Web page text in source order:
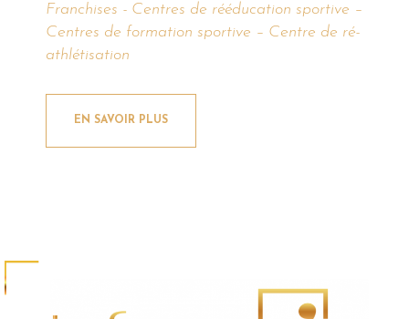
Franchises - Centres de rééducation sportive –
Centres de formation sportive – Centre de ré-
athlétisation
EN SAVOIR PLUS